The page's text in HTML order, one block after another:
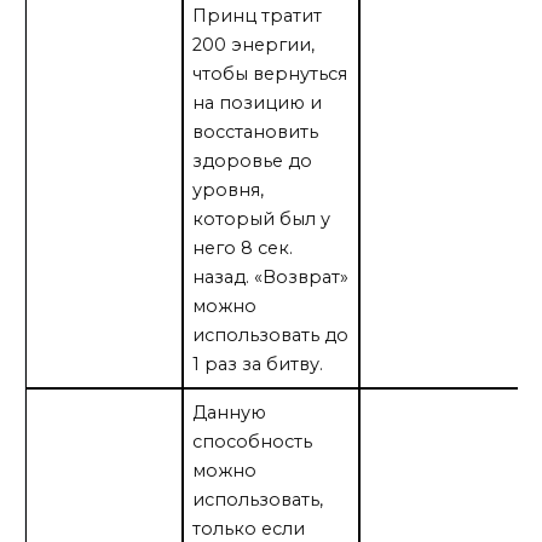
Принц тратит
200 энергии,
чтобы вернуться
на позицию и
восстановить
здоровье до
уровня,
который был у
него 8 сек.
назад. «Возврат»
можно
использовать до
1 раз за битву.
Данную
способность
можно
использовать,
только если